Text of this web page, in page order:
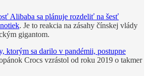
Alibaba sa plánuje rozdeliť na šesť
. Je to reakcia na zásahy čínskej vlády
gigantom.
ktorým sa darilo v pandémii, postupne
Crocs vzrástol od roku 2019 o takmer